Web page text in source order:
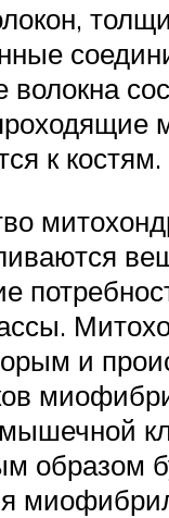
к костям.
и
образом